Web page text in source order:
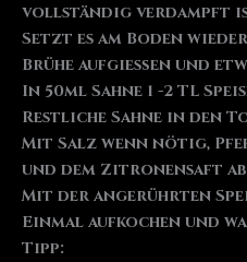
vollständig verdampft
Setzt es am Boden
Brühe aufgießen und
In 50ml Sahne 1 -2 TL
Restliche Sahne in den
Mit Salz wenn nötig,
und dem Zitronensaft
Mit der angerührten
Einmal aufkochen und
Tipp: